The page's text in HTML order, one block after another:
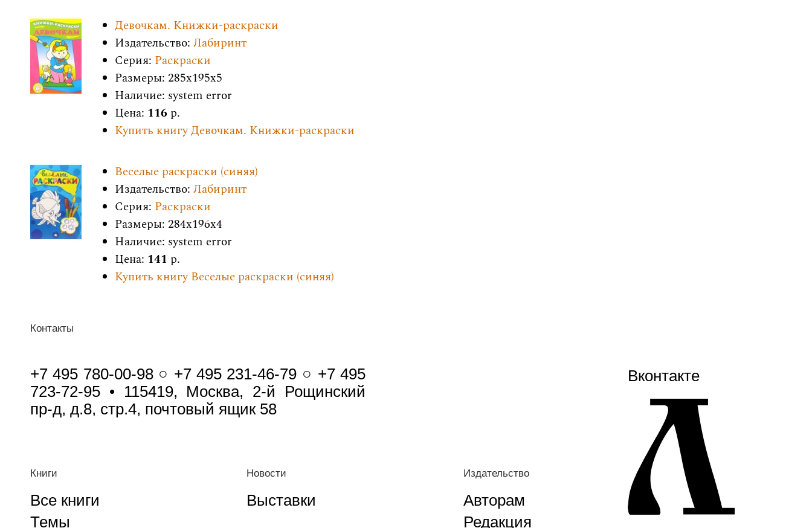
Девочкам. Книжки-раскраски
Издательство: Лабиринт
Серия: Раскраски
Размеры: 285x195x5
Наличие: system error
Цена: 116 р.
Купить книгу Девочкам. Книжки-раскраски
Веселые раскраски (синяя)
Издательство: Лабиринт
Серия: Раскраски
Размеры: 284x196x4
Наличие: system error
Цена: 141 р.
Купить книгу Веселые раскраски (синяя)
Контакты
+7 495 780-00-98 ○ +7 495 231-46-79 ○ +7 495
723-72-95 • 115419, Москва, 2-й Рощинский
пр-д, д.8, стр.4, почтовый ящик 58
Книги
Все книги
Темы
Новости
Выставки
Издательство
Авторам
Редакция
Вконтакте